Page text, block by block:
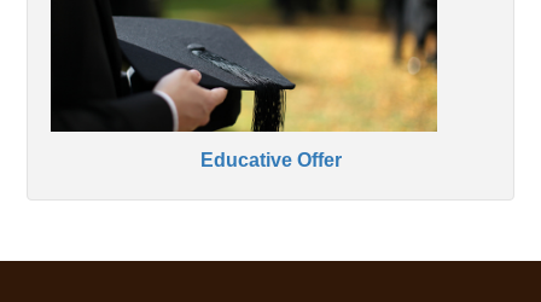
Educative Offer